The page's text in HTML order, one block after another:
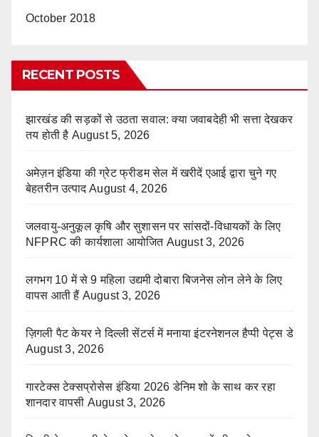
October 2018
RECENT POSTS
झारखंड की सड़कों से उठता सवाल: क्या जवाबदेही भी सत्ता देखकर
तय होती है August 5, 2026
अमेज़न इंडिया की ग्रेट फ्रीडम सेल में खरीदें एआई द्वारा चुने गए
बेहतरीन उत्पाद August 4, 2026
जलवायु-अनुकूल कृषि और सुशासन पर सांसदों-विधायकों के लिए
NFPRC की कार्यशाला आयोजित August 3, 2026
लगभग 10 में से 9 महिला उद्यमी दोबारा बिजनेस लोन लेने के लिए
वापस आती हैं August 3, 2026
ज़िगली पैट केयर ने दिल्ली सेंटर्स में मनाया इंटरनेशनल हैप्पी पेट्स डे
August 3, 2026
गारटेक्स टेक्सप्रोसेस इंडिया 2026 डेनिम शो के साथ कर रहा
शानदार वापसी August 3, 2026